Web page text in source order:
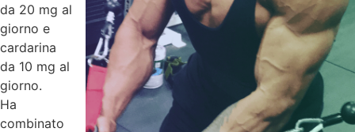
da 20 mg al
giorno e
cardarina
da 10 mg al
giorno.
Ha
combinato